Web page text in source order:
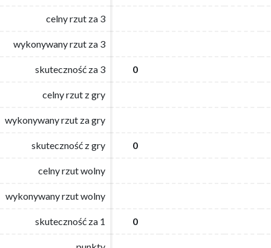
celny rzut za 3
wykonywany rzut za 3
skuteczność za 3 0
celny rzut z gry
wykonywany rzut za gry
skuteczność z gry 0
celny rzut wolny
wykonywany rzut wolny
skuteczność za 1 0
celny rzut za 3
wykonywany rzut za 3
skuteczność za 3 0
celny rzut z gry
wykonywany rzut za gry
skuteczność z gry 0
celny rzut wolny
wykonywany rzut wolny
skuteczność za 1 0